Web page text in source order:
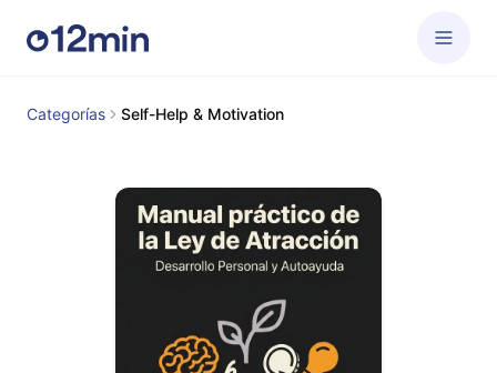
Categorías Self-Help & Motivation